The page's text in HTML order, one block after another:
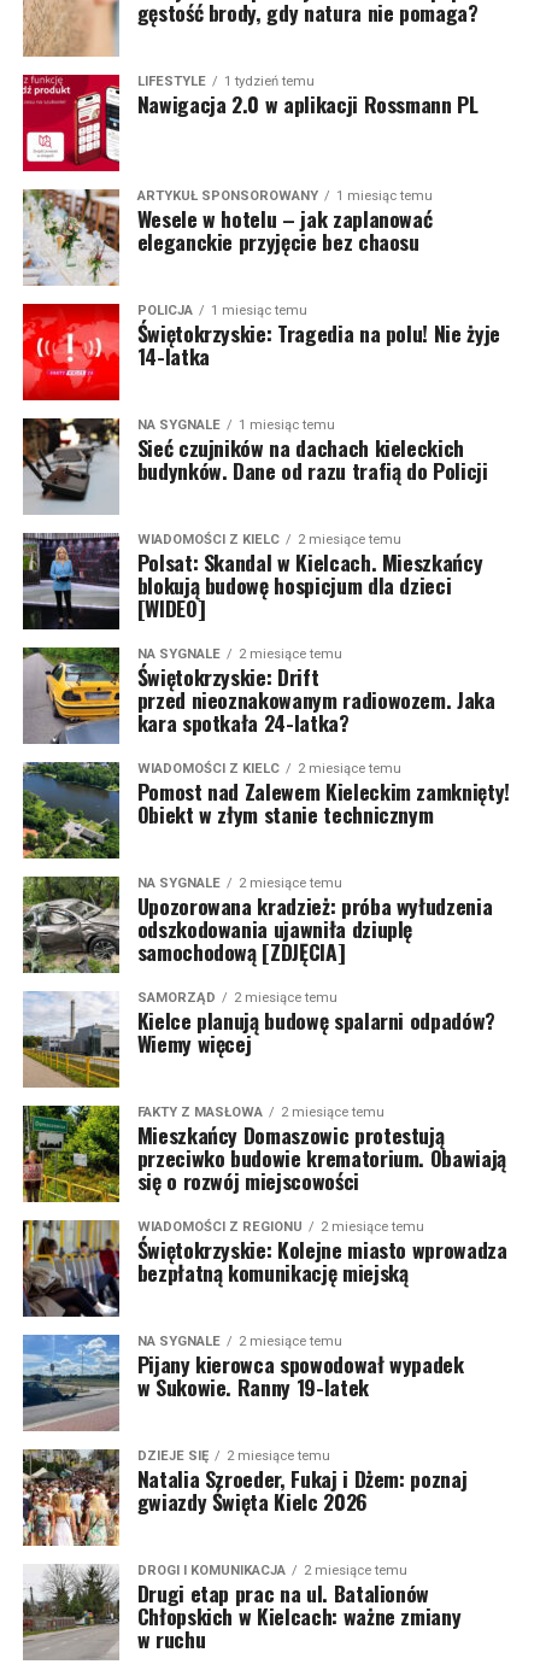
gęstość brody, gdy natura nie pomaga?
LIFESTYLE 1 tydzień temu
Nawigacja 2.0 w aplikacji Rossmann PL
ARTYKUŁ SPONSOROWANY 1 miesiąc temu
Wesele w hotelu – jak zaplanować
eleganckie przyjęcie bez chaosu
POLICJA 1 miesiąc temu
Świętokrzyskie: Tragedia na polu! Nie żyje
14-latka
NA SYGNALE 1 miesiąc temu
Sieć czujników na dachach kieleckich
budynków. Dane od razu trafią do Policji
WIADOMOŚCI Z KIELC 2 miesiące temu
Polsat: Skandal w Kielcach. Mieszkańcy
blokują budowę hospicjum dla dzieci
[WIDEO]
NA SYGNALE 2 miesiące temu
Świętokrzyskie: Drift
przed nieoznakowanym radiowozem. Jaka
kara spotkała 24-latka?
WIADOMOŚCI Z KIELC 2 miesiące temu
Pomost nad Zalewem Kieleckim zamknięty!
Obiekt w złym stanie technicznym
NA SYGNALE 2 miesiące temu
Upozorowana kradzież: próba wyłudzenia
odszkodowania ujawniła dziuplę
samochodową [ZDJĘCIA]
SAMORZĄD 2 miesiące temu
Kielce planują budowę spalarni odpadów?
Wiemy więcej
FAKTY Z MASŁOWA 2 miesiące temu
Mieszkańcy Domaszowic protestują
przeciwko budowie krematorium. Obawiają
się o rozwój miejscowości
WIADOMOŚCI Z REGIONU 2 miesiące temu
Świętokrzyskie: Kolejne miasto wprowadza
bezpłatną komunikację miejską
NA SYGNALE 2 miesiące temu
Pijany kierowca spowodował wypadek
w Sukowie. Ranny 19-latek
DZIEJE SIĘ 2 miesiące temu
Natalia Szroeder, Fukaj i Dżem: poznaj
gwiazdy Święta Kielc 2026
DROGI I KOMUNIKACJA 2 miesiące temu
Drugi etap prac na ul. Batalionów
Chłopskich w Kielcach: ważne zmiany
w ruchu